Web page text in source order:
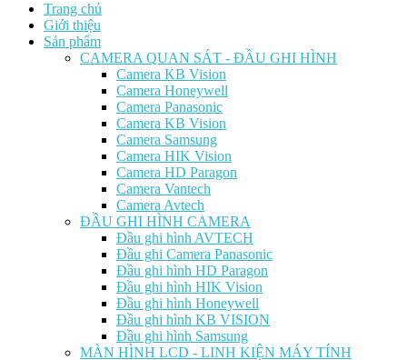
Trang chủ
Giới thiệu
Sản phẩm
CAMERA QUAN SÁT - ĐẦU GHI HÌNH
Camera KB Vision
Camera Honeywell
Camera Panasonic
Camera KB Vision
Camera Samsung
Camera HIK Vision
Camera HD Paragon
Camera Vantech
Camera Avtech
ĐẦU GHI HÌNH CAMERA
Đầu ghi hình AVTECH
Đầu ghi Camera Panasonic
Đầu ghi hình HD Paragon
Đầu ghi hình HIK Vision
Đầu ghi hình Honeywell
Đầu ghi hình KB VISION
Đầu ghi hình Samsung
MÀN HÌNH LCD - LINH KIỆN MÁY TÍNH